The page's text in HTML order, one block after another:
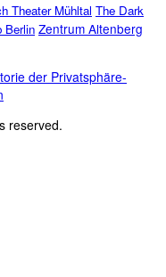
Theater Mühltal The Dark
Berlin Zentrum Altenberg
der Privatsphäre-
reserved.